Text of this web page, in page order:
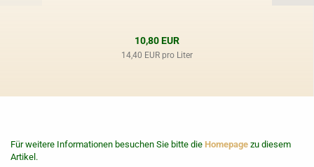
10,80 EUR
14,40 EUR pro Liter
Für weitere Informationen besuchen Sie bitte die Homepage zu diesem
Artikel.